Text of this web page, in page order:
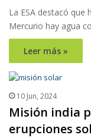
La ESA destacó que
Mercurio hay agua
Leer más »
10 Jun, 2024
Misión india
erupciones